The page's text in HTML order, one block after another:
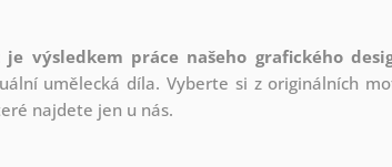
je výsledkem práce našeho grafického
umělecká díla. Vyberte si z originálních
najdete jen u nás.